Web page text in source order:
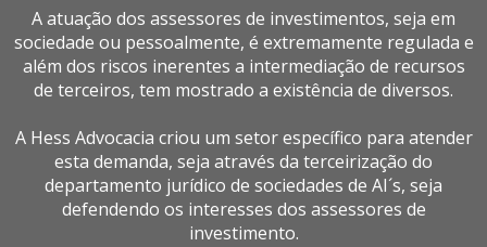
A atuação dos assessores de investimentos, seja em
sociedade ou pessoalmente, é extremamente regulada e
além dos riscos inerentes a intermediação de recursos
de terceiros, tem mostrado a existência de diversos.
A Hess Advocacia criou um setor específico para atender
esta demanda, seja através da terceirização do
departamento jurídico de sociedades de AI´s, seja
defendendo os interesses dos assessores de
investimento.